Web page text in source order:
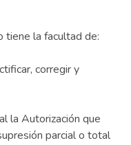
tiene la facultad de:
corregir y
la Autorización que
parcial o total